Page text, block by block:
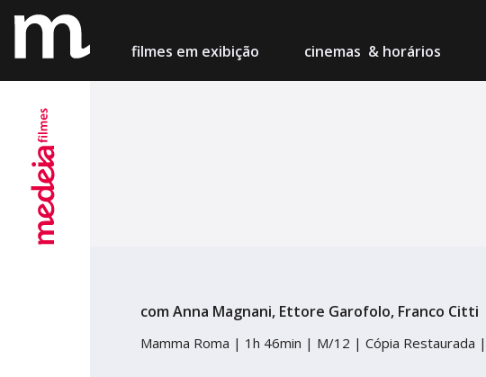
filmes em exibição cinemas & horários
Figueira da Foz
com Anna Magnani, Ettore Garofolo, Franco Citti
Mamma Roma | 1h 46min | M/12 | Cópia Restaurada |